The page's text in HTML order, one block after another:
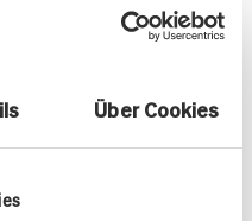
Über Cookies
Veganer
Weihnachtskuchen mit
geriebenen Äpfeln und